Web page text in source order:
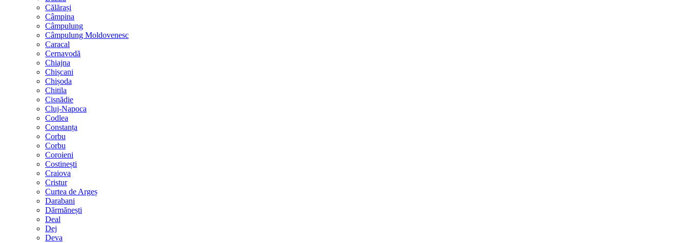
Călărași
Câmpina
Câmpulung
Câmpulung Moldovenesc
Caracal
Cernavodă
Chiajna
Chișcani
Chișoda
Chitila
Cisnădie
Cluj-Napoca
Codlea
Constanța
Corbu
Corbu
Coroieni
Costinești
Craiova
Cristur
Curtea de Argeș
Darabani
Dărmănești
Deal
Dej
Deva